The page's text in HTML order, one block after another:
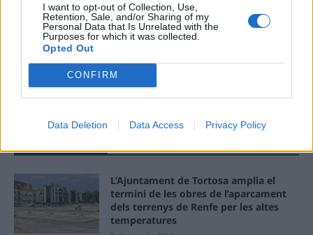
I want to opt-out of Collection, Use,
Retention, Sale, and/or Sharing of my
Personal Data that Is Unrelated with the
Purposes for which it was collected.
Opted Out
CONFIRM
Data Deletion Data Access Privacy Policy
Deseu el meu nom, el correu electrònic i el lloc web en
aquest navegador per a la propera vegada que comenti.
L’Ajuntament de Tortosa amplia el
termini de les obres de l’aparcament
dels terrenys de Renfe per les altes
temperatures